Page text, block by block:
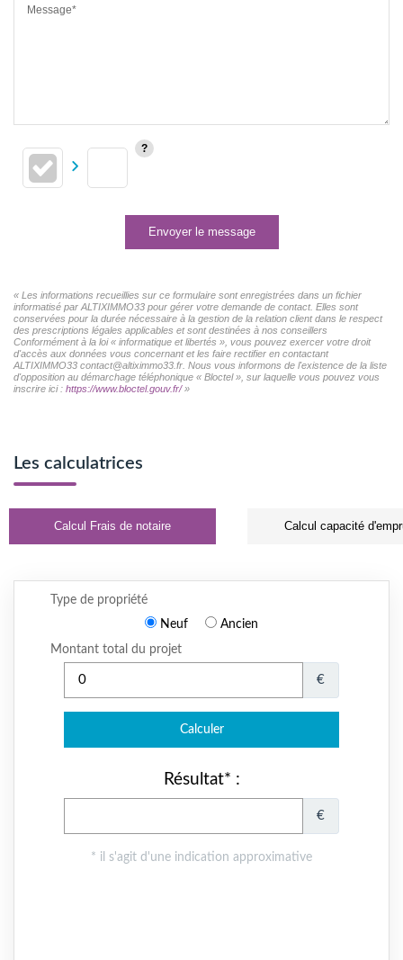
Message*
Envoyer le message
« Les informations recueillies sur ce formulaire sont enregistrées dans un fichier
informatisé par ALTIXIMMO33 pour gérer votre demande de contact. Elles sont
conservées pour la durée nécessaire à la gestion de la relation client dans le respect
des prescriptions légales applicables et sont destinées à nos conseillers
Conformément à la loi « informatique et libertés », vous pouvez exercer votre droit
d'accès aux données vous concernant et les faire rectifier en contactant
ALTIXIMMO33 contact@altiximmo33.fr. Nous vous informons de l'existence de la liste
d'opposition au démarchage téléphonique « Bloctel », sur laquelle vous pouvez vous
inscrire ici : https://www.bloctel.gouv.fr/»
Les calculatrices
Calcul Frais de notaire Calcul capacité